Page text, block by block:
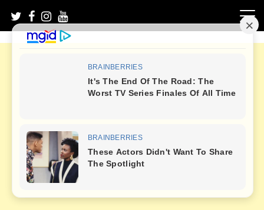
content